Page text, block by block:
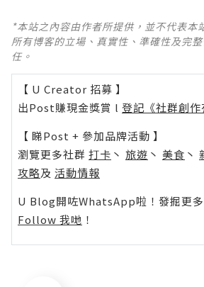
*本站之內容由作者所提供，並不代表本
所有博客的立場、真實性、準確性及完
任。
【 U Creator 招募 】
出Post賺現金獎賞 l 登記《社群創作
【 睇Post + 參加品牌活動 】
瀏覽更多社群 打卡 丶 旅遊 丶 美食 丶
攻略及 活動情報
U Blog開咗WhatsApp啦！發掘更多
Follow 我哋 ！